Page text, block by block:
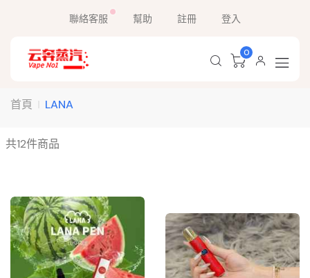
聯絡客服 幫助 註冊 登入
0
首頁 LANA
共12件商品